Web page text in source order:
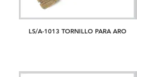
LS/A-1013 TORNILLO PARA ARO